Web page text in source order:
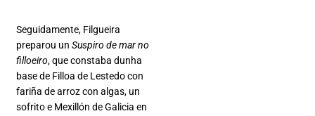
Seguidamente, Filgueira
preparou unSuspiro de mar no
filloeiro, que constaba dunha
base de Filloa de Lestedo con
fariña de arroz con algas, un
sofrito e Mexillón de Galicia en